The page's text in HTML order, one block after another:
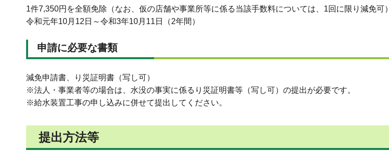
1件7,350円を全額免除（なお、仮の店舗や事業所等に係る当該手数料については、1回に限り減免可）
令和元年10月12日～令和3年10月11日（2年間）
申請に必要な書類
減免申請書、り災証明書（写し可）
※法人・事業者等の場合は、水没の事実に係るり災証明書等（写し可）の提出が必要です。
※給水装置工事の申し込みに併せて提出してください。
提出方法等